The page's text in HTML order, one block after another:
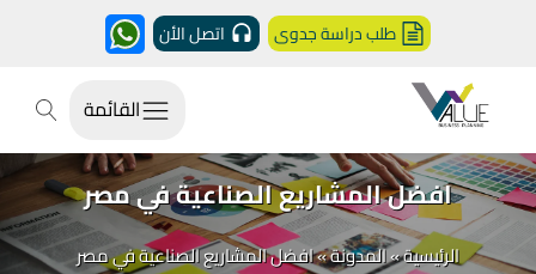
طلب دراسة جدوى اتصل الأن
القائمة
افضل المشاريع الصناعية في مصر
الرئيسية»المدونة»افضل المشاريع الصناعية في مصر